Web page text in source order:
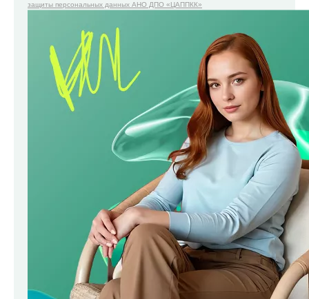
защиты персональных данных АНО ДПО «ЦАППКК»